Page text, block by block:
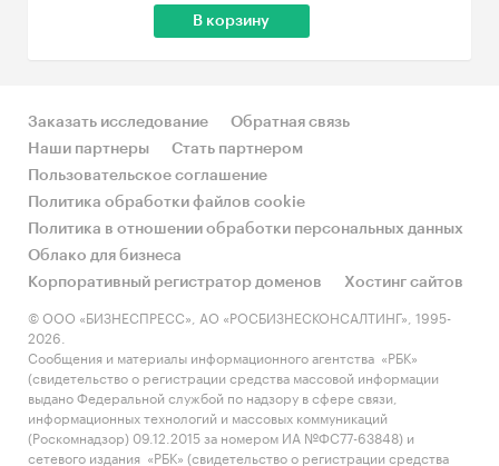
В корзину
Заказать исследование
Обратная связь
Наши партнеры
Стать партнером
Пользовательское соглашение
Политика обработки файлов cookie
Политика в отношении обработки персональных данных
Облако для бизнеса
Корпоративный регистратор доменов
Хостинг сайтов
© ООО «БИЗНЕСПРЕСС», АО «РОСБИЗНЕСКОНСАЛТИНГ», 1995-
2026.
Сообщения и материалы информационного агентства «РБК»
(свидетельство о регистрации средства массовой информации
выдано Федеральной службой по надзору в сфере связи,
информационных технологий и массовых коммуникаций
(Роскомнадзор) 09.12.2015 за номером ИА №ФС77-63848) и
сетевого издания «РБК» (свидетельство о регистрации средства